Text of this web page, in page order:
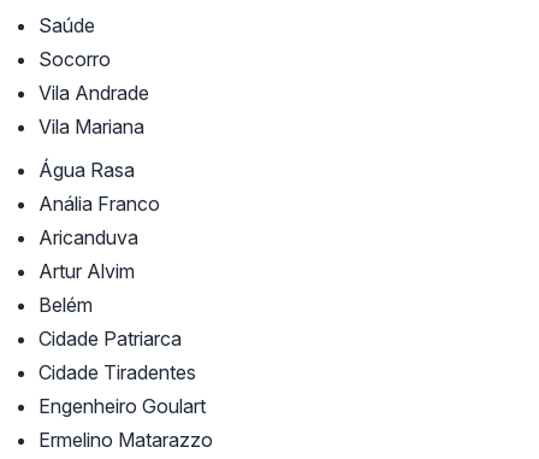
Saúde
Socorro
Vila Andrade
Vila Mariana
Água Rasa
Anália Franco
Aricanduva
Artur Alvim
Belém
Cidade Patriarca
Cidade Tiradentes
Engenheiro Goulart
Ermelino Matarazzo